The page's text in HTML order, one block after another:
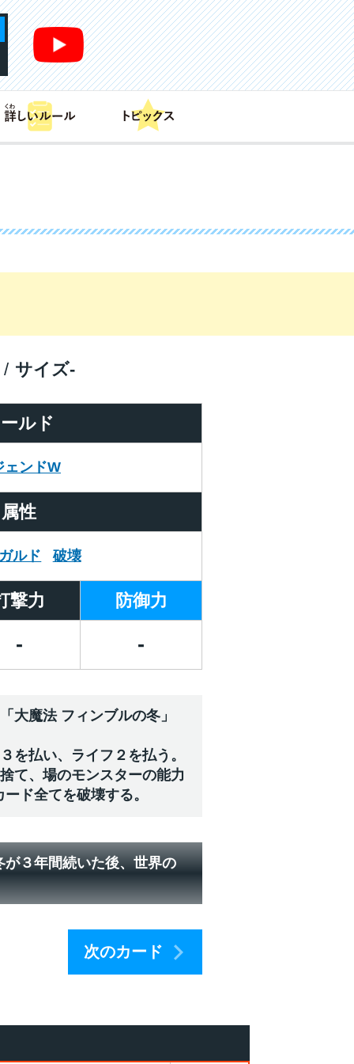
そび方商品情報 カードリスト
ルド
ェンドW
サイズ-
属性
ルド 破壊
撃力 防御力
- -
大魔法 フィンブルの冬」
を払い、ライフ２を払う。
て、場のモンスターの能力
ド全てを破壊する。
３年間続いた後、世界の
次のカード